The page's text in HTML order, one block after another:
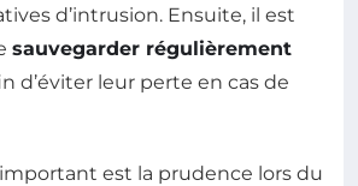
d’intrusion. Ensuite, il est
sauvegarder régulièrement
d’éviter leur perte en cas de
est la prudence lors du